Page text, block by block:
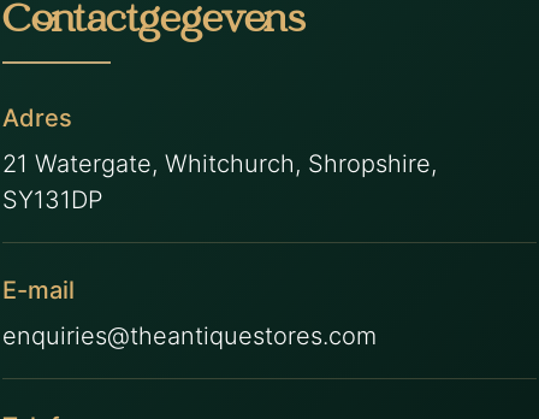
Contactgegevens
Adres
21 Watergate, Whitchurch, Shropshire,
SY131DP
E-mail
enquiries@theantiquestores.com